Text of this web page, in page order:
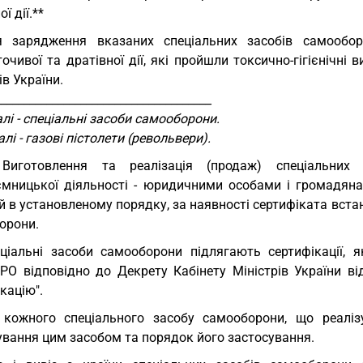
дії.**
зарядження вказаних спеціальних засобів
та дратівної дії, які пройшли токсично-
України.
- спеціальні засоби самооборони.
- газові пістолети (револьвери).
та реалізація (продаж)
діяльності - юридичними особами і
в установленому порядку, за наявності сертифіката
засоби самооборони підлягають сертифікації,
відповідно до Декрету Кабінету Міністрів України
спеціального засобу самооборони, що
цим засобом та порядок його застосування.